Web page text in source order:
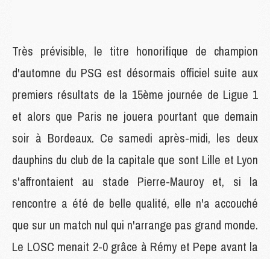
Très prévisible, le titre honorifique de champion
d'automne du PSG est désormais officiel suite aux
premiers résultats de la 15ème journée de Ligue 1
et alors que Paris ne jouera pourtant que demain
soir à Bordeaux. Ce samedi après-midi, les deux
dauphins du club de la capitale que sont Lille et Lyon
s'affrontaient au stade Pierre-Mauroy et, si la
rencontre a été de belle qualité, elle n'a accouché
que sur un match nul qui n'arrange pas grand monde.
Le LOSC menait 2-0 grâce à Rémy et Pepe avant la